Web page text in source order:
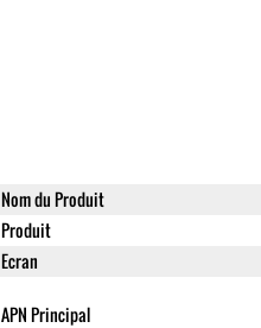
Nom du Produit
Produit
Ecran
APN Principal